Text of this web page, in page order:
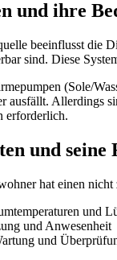
und ihre
beeinflusst die
sind. Diese
(Sole/
ausfällt. Allerdings
erforderlich.
und seine
hat einen
und
und Anwesenheit
und